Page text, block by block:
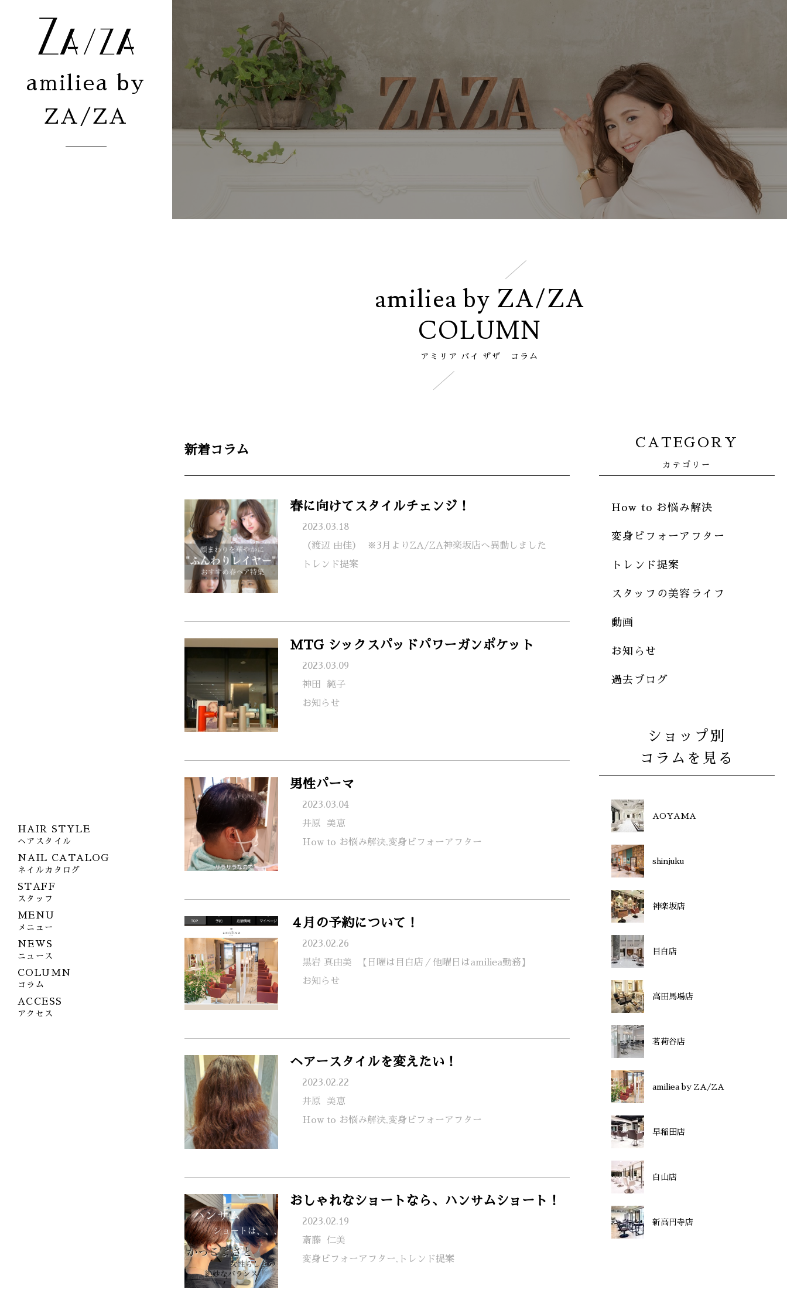
amiliea by
ZA/ZA
HAIR STYLE
ヘアスタイル
NAIL CATALOG
ネイルカタログ
STAFF
スタッフ
MENU
メニュー
NEWS
ニュース
COLUMN
コラム
ACCESS
アクセス
amiliea by ZA/ZA
COLUMN
アミリア バイ ザザ コラム
新着コラム
春に向けてスタイルチェンジ！
2023.03.18
（渡辺 由佳）
※3月よりZA/ZA神楽坂店へ異動しました
トレンド提案
MTG シックスパッドパワーガンポケット
2023.03.09
神田
純子
お知らせ
男性パーマ
2023.03.04
井原
美恵
How to お悩み解決,変身ビフォーアフター
４月の予約について！
2023.02.26
黒岩 真由美
【日曜は目白店／他曜日はamiliea勤務】
お知らせ
ヘアースタイルを変えたい！
2023.02.22
井原
美恵
How to お悩み解決,変身ビフォーアフター
おしゃれなショートなら、ハンサムショート！
2023.02.19
斎藤
仁美
変身ビフォーアフター,トレンド提案
CATEGORY
カテゴリー
How to お悩み解決
変身ビフォーアフター
トレンド提案
スタッフの美容ライフ
動画
お知らせ
過去ブログ
ショップ別
コラムを見る
AOYAMA
shinjuku
神楽坂店
目白店
高田馬場店
茗荷谷店
amiliea by ZA/ZA
早稲田店
白山店
新高円寺店